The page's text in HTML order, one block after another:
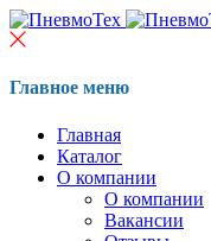
Главное меню
Главная
Каталог
О компании
О компании
Вакансии